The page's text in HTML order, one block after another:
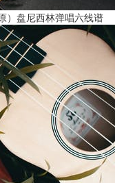
）盘尼西林弹唱六线谱